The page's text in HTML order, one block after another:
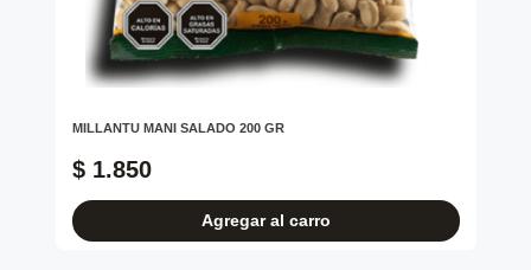
MILLANTU MANI SALADO 200 GR
$ 1.850
Agregar al carro